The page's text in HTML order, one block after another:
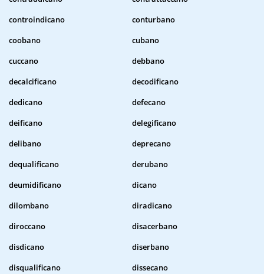
controindicano
conturbano
coobano
cubano
cuccano
debbano
decalcificano
decodificano
dedicano
defecano
deificano
delegificano
delibano
deprecano
dequalificano
derubano
deumidificano
dicano
dilombano
diradicano
diroccano
disacerbano
disdicano
diserbano
disqualificano
dissecano